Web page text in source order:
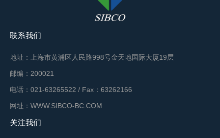
联系我们
地址：上海市黄浦区人民路998号金天地国际大厦19层
邮编：200021
电话：021-63265522 / Fax：63262166
网址：WWW.SIBCO-BC.COM
关注我们